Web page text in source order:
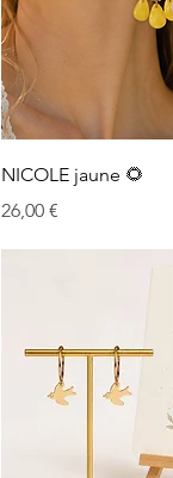
Aperçu
NICOLE jaune 🌻
Prix
26,00 €